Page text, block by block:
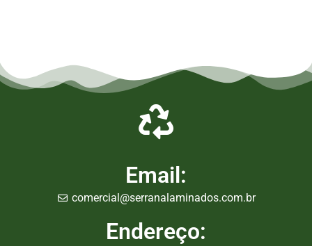
Email:
comercial@serranalaminados.com.br
Endereço: